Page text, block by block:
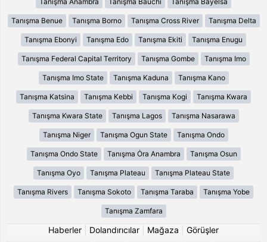
Tanışma Benue Tanışma Borno Tanışma Cross River Tanışma Delta
Tanışma Ebonyi Tanışma Edo Tanışma Ekiti Tanışma Enugu
Tanışma Federal Capital Territory Tanışma Gombe Tanışma Imo
Tanışma Imo State Tanışma Kaduna Tanışma Kano
Tanışma Katsina Tanışma Kebbi Tanışma Kogi Tanışma Kwara
Tanışma Kwara State Tanışma Lagos Tanışma Nasarawa
Tanışma Niger Tanışma Ogun State Tanışma Ondo
Tanışma Ondo State Tanışma Ȯra Anambra Tanışma Osun
Tanışma Oyo Tanışma Plateau Tanışma Plateau State
Tanışma Rivers Tanışma Sokoto Tanışma Taraba Tanışma Yobe
Tanışma Zamfara
Haberler Dolandırıcılar Mağaza
Görüşler